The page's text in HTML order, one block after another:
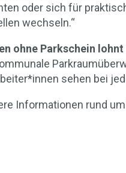
oder sich für
wechseln.“
ohne Parkschein
sehen bei
Informationen rund